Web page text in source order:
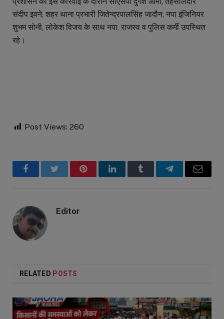
संदीप इवने, शहर थाना प्रभारी जितेन्द्रपालसिंह जादौन, नपा इंजिनियर
शुभम सोनी, लोकेश विजय के साथ नपा, राजस्व व पुलिस कर्मी उपस्थित
रहे।
Post Views: 260
FacebookTwitter PinterestLinkedInTumblr TelegramEmail
Editor
RELATED POSTS